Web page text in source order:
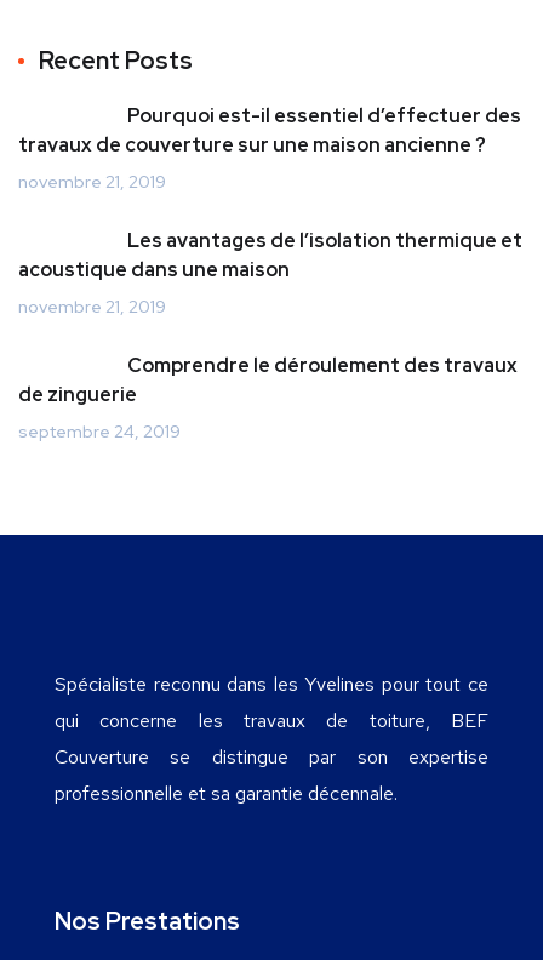
Recent Posts
Pourquoi est-il essentiel d’effectuer des
travaux de couverture sur une maison ancienne ?
novembre 21, 2019
Les avantages de l’isolation thermique et
acoustique dans une maison
novembre 21, 2019
Comprendre le déroulement des travaux
de zinguerie
septembre 24, 2019
Spécialiste reconnu dans les Yvelines pour tout ce
qui concerne les travaux de toiture, BEF
Couverture se distingue par son expertise
professionnelle et sa garantie décennale.
Nos Prestations